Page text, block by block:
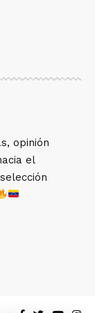
opinión
el